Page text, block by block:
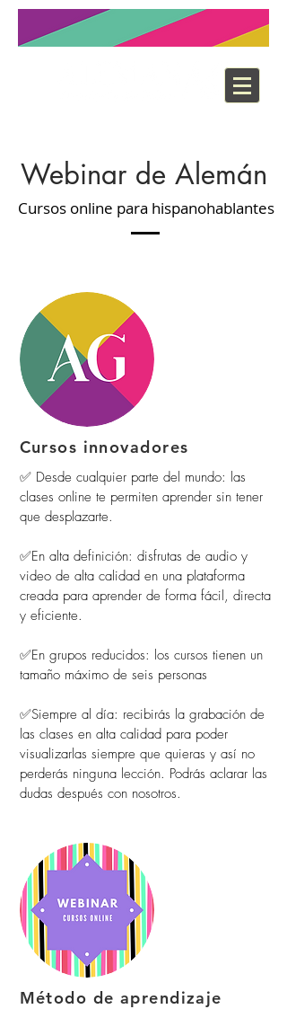
Webinar de Alemán
Cursos innovadores
✅ Desde cualquier parte del mundo: las
clases online te permiten aprender sin tener
que desplazarte.
✅En alta definición: disfrutas de audio y
video de alta calidad en una plataforma
creada para aprender de forma fácil, directa
y eficiente.
✅En grupos reducidos: los cursos tienen un
tamaño máximo de seis personas
✅Siempre al día: recibirás la grabación de
las clases en alta calidad para poder
visualizarlas siempre que quieras y así no
perderás ninguna lección. Podrás aclarar las
dudas después con nosotros.
Método de aprendizaje
Cursos online para hispanohablantes